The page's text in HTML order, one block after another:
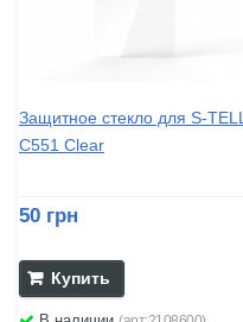
Защитное стекло для S-TELL
C551 Clear
50 грн
Купить